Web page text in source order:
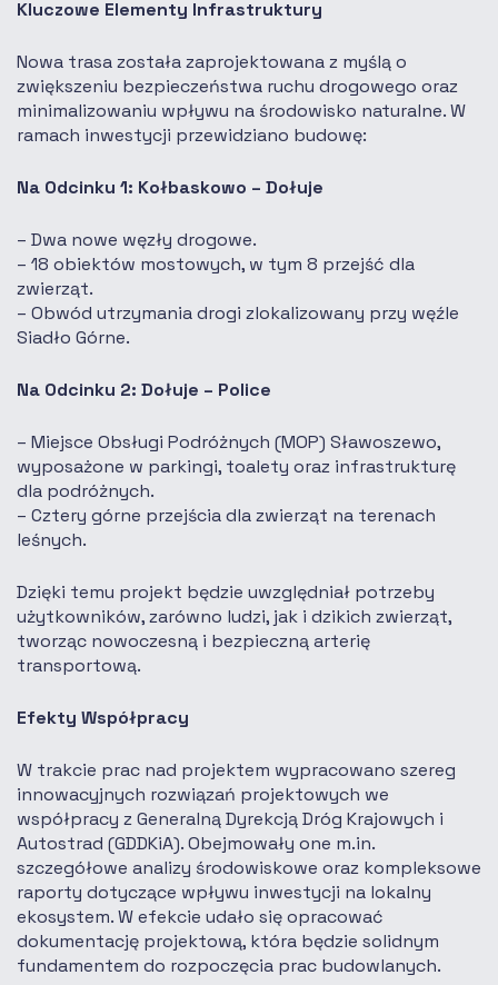
Kluczowe Elementy Infrastruktury
Nowa trasa została zaprojektowana z myślą o
zwiększeniu bezpieczeństwa ruchu drogowego oraz
minimalizowaniu wpływu na środowisko naturalne. W
ramach inwestycji przewidziano budowę:
Na Odcinku 1: Kołbaskowo – Dołuje
Dwa nowe węzły drogowe.
18 obiektów mostowych, w tym 8 przejść dla
zwierząt.
Obwód utrzymania drogi zlokalizowany przy węźle
Siadło Górne.
Na Odcinku 2: Dołuje – Police
Miejsce Obsługi Podróżnych (MOP) Sławoszewo,
wyposażone w parkingi, toalety oraz infrastrukturę
dla podróżnych.
Cztery górne przejścia dla zwierząt na terenach
leśnych.
Dzięki temu projekt będzie uwzględniał potrzeby
użytkowników, zarówno ludzi, jak i dzikich zwierząt,
tworząc nowoczesną i bezpieczną arterię
transportową.
Efekty Współpracy
W trakcie prac nad projektem wypracowano szereg
innowacyjnych rozwiązań projektowych we
współpracy z Generalną Dyrekcją Dróg Krajowych i
Autostrad (GDDKiA). Obejmowały one m.in.
szczegółowe analizy środowiskowe oraz kompleksowe
raporty dotyczące wpływu inwestycji na lokalny
ekosystem. W efekcie udało się opracować
dokumentację projektową, która będzie solidnym
fundamentem do rozpoczęcia prac budowlanych.